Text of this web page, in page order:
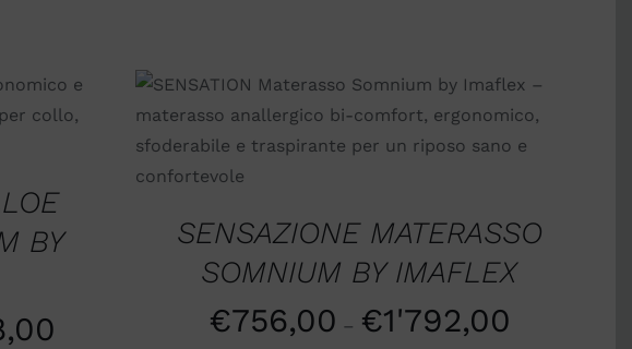
BY
SENSAZIONE MATERASSO
SOMNIUM BY IMAFLEX
€756,00 – €1'792,00